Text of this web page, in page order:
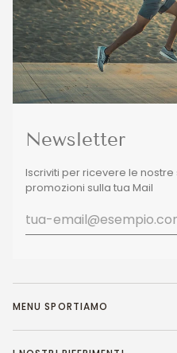
Newsletter
Iscriviti per ricevere le
promozioni sulla tua Mail
MENU SPORTIAMO